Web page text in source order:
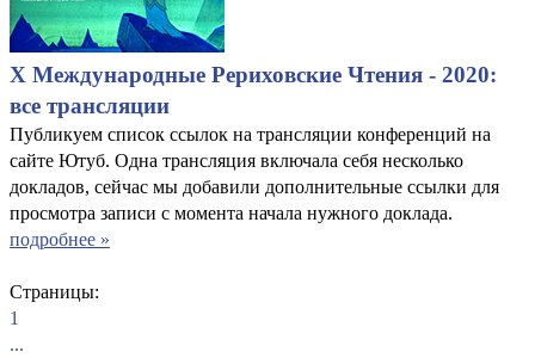
X Международные Рериховские Чтения - 2020:
все трансляции
Публикуем список ссылок на трансляции конференций на
сайте Ютуб. Одна трансляция включала себя несколько
докладов, сейчас мы добавили дополнительные ссылки для
просмотра записи с момента начала нужного доклада.
подробнее »
Страницы:
1
...